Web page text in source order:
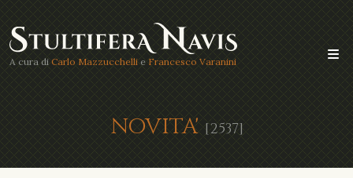
A cura di Carlo Mazzucchelli e Francesco Varanini
NOVITA' [2537]